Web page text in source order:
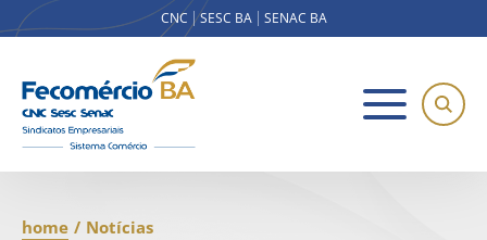
CNC SESC BA SENAC BA
home / Notícias